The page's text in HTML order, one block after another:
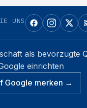
UNS
als bevorzugte
einrichten
Google merken →